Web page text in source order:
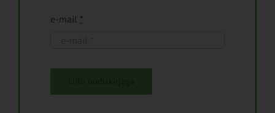
e-mail *